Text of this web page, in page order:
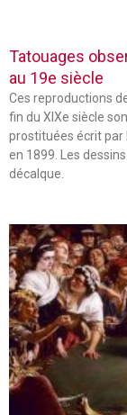
Tatouages
au 19e siècle
Ces reproductions
fin du XIXe siècle
prostituées écrit par
en 1899. Les
décalque.